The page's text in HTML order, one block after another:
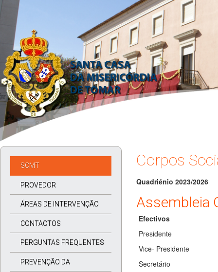
SCMT
PROVEDOR
ÁREAS DE INTERVENÇÃO
CONTACTOS
PERGUNTAS FREQUENTES
PREVENÇÃO DA
Corpos
Quadriénio 2023/2026
Assembleia
Efectivos
Presidente
Vice- Presidente
Secretário